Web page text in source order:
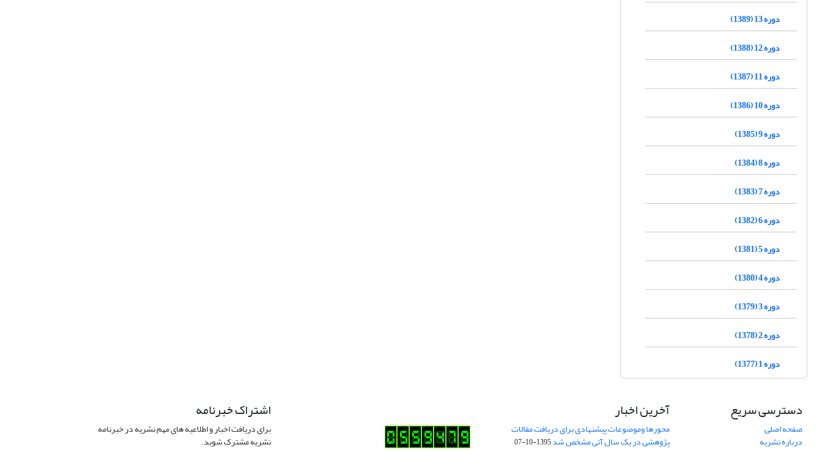
دوره 13 (1389)
دوره 12 (1388)
دوره 11 (1387)
دوره 10 (1386)
دوره 9 (1385)
دوره 8 (1384)
دوره 7 (1383)
دوره 6 (1382)
دوره 5 (1381)
دوره 4 (1380)
دوره 3 (1379)
دوره 2 (1378)
دوره 1 (1377)
دسترسی سریع
صفحه اصلی
درباره نشریه
آخرین اخبار
محورها وموضوعات پیشنهادی برای دریافت مقالات
پژوهشی در یک سال آتی مشخص شد1395-10-07
اشتراک خبرنامه
برای دریافت اخبار و اطلاعیه های مهم نشریه در خبرنامه
نشریه مشترک شوید.